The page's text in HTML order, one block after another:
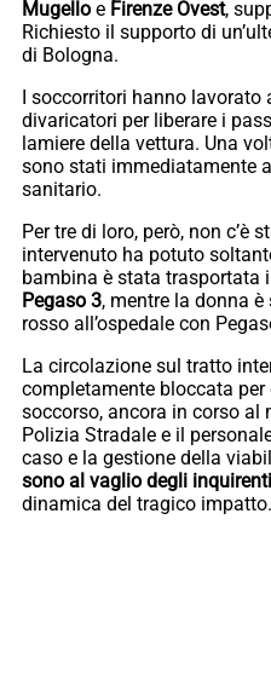
Mugello e Firenze Ovest,
Richiesto il supporto di
di Bologna.
I soccorritori hanno lavorato
divaricatori per liberare i
lamiere della vettura. Una
sono stati immediatamente
sanitario.
Per tre di loro, però, non c’è
intervenuto ha potuto
bambina è stata trasportata
Pegaso 3, mentre la donna
rosso all’ospedale con
La circolazione sul tratto
completamente bloccata
soccorso, ancora in corso al
Polizia Stradale e il
caso e la gestione della
sono al vaglio degli inquirenti
dinamica del tragico impatto.